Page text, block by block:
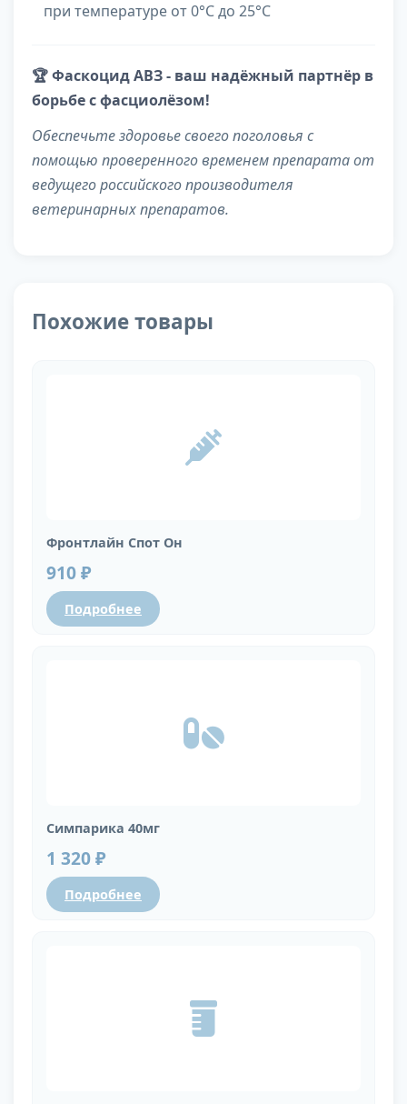
при температуре от 0°С до 25°С
🏆 Фаскоцид АВЗ - ваш надёжный партнёр в
борьбе с фасциолёзом!
Обеспечьте здоровье своего поголовья с
помощью проверенного временем препарата от
ведущего российского производителя
ветеринарных препаратов.
Похожие товары
Фронтлайн Спот Он
910 ₽
Подробнее
Симпарика 40мг
1 320 ₽
Подробнее